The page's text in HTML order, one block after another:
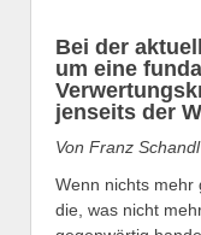
Bei der
um eine
jenseits der
Von Franz Schandl
Wenn nichts mehr
die, was nicht